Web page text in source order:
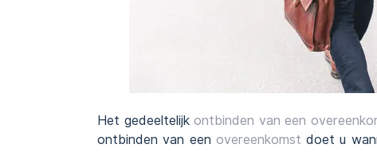
Het gedeeltelijkontbinden van een
ontbinden van een overeenkomst doet u